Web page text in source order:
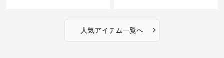
人気アイテム一覧へ ›